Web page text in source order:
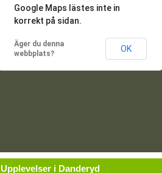
Google Maps lästes inte in
korrekt på sidan.
Äger du denna
webbplats?
OK
Upplevelser i Danderyd